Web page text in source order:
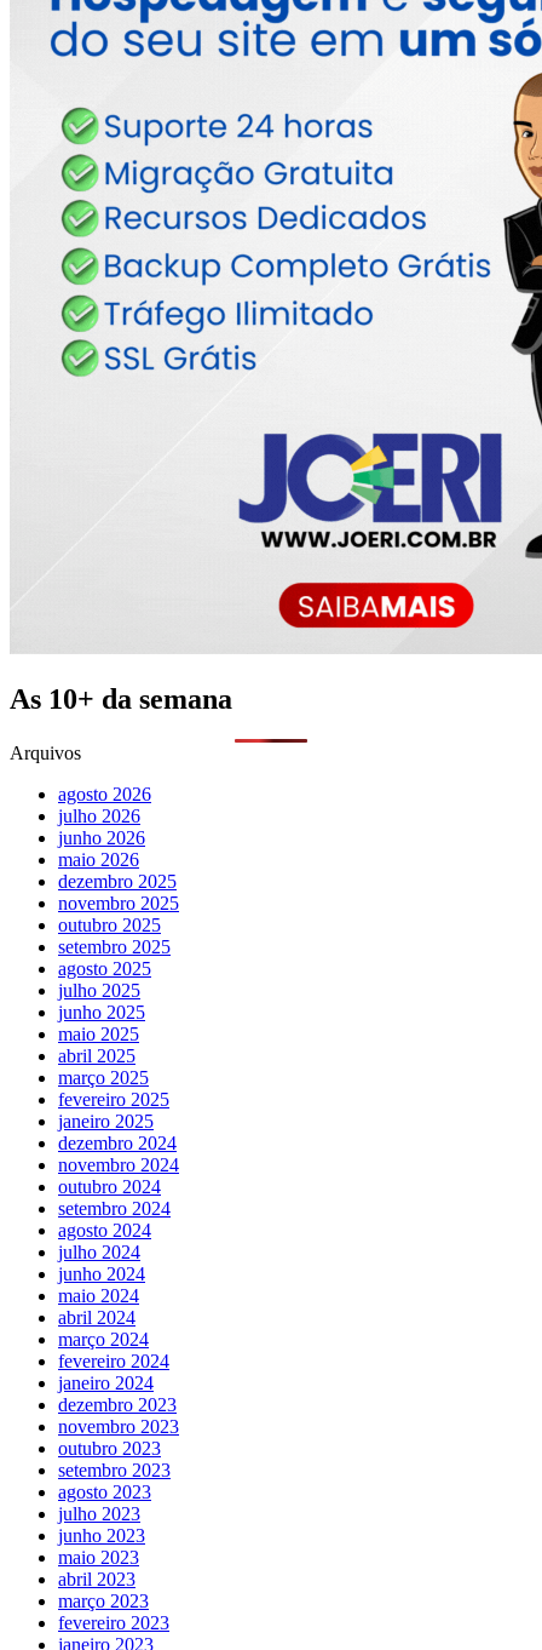
As 10+ da semana
Arquivos
agosto 2026
julho 2026
junho 2026
maio 2026
dezembro 2025
novembro 2025
outubro 2025
setembro 2025
agosto 2025
julho 2025
junho 2025
maio 2025
abril 2025
março 2025
fevereiro 2025
janeiro 2025
dezembro 2024
novembro 2024
outubro 2024
setembro 2024
agosto 2024
julho 2024
junho 2024
maio 2024
abril 2024
março 2024
fevereiro 2024
janeiro 2024
dezembro 2023
novembro 2023
outubro 2023
setembro 2023
agosto 2023
julho 2023
junho 2023
maio 2023
abril 2023
março 2023
fevereiro 2023
janeiro 2023